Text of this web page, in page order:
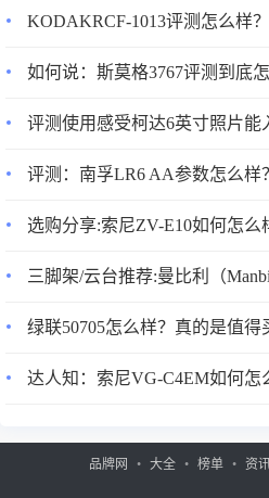
选购分享:索尼ZV-E10如何怎么
三脚架/云台推荐:曼比利（
绿联50705怎么样？真的是值得
品牌网 大全 榜单 资